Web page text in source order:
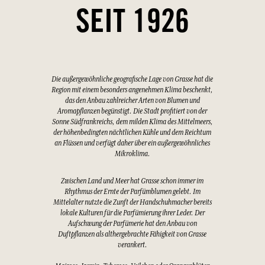
SEIT 1926
Die außergewöhnliche geografische Lage von Grasse hat die
Region mit einem besonders angenehmen Klima beschenkt,
das den Anbau zahlreicher Arten von Blumen und
Aromapflanzen begünstigt. Die Stadt profitiert von der
Sonne Südfrankreichs, dem milden Klima des Mittelmeers,
der höhenbedingten nächtlichen Kühle und dem Reichtum
an Flüssen und verfügt daher über ein außergewöhnliches
Mikroklima.
Zwischen Land und Meer hat Grasse schon immer im
Rhythmus der Ernte der Parfümblumen gelebt. Im
Mittelalter nutzte die Zunft der Handschuhmacher bereits
lokale Kulturen für die Parfümierung ihrer Leder. Der
Aufschwung der Parfümerie hat den Anbau von
Duftpflanzen als althergebrachte Fähigkeit von Grasse
verankert.